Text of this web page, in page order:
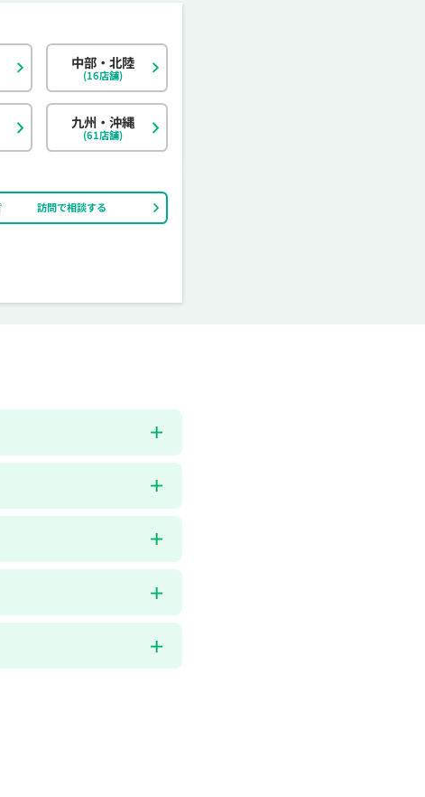
訪問で相談する
中部・北陸
(16店舗)
九州・沖縄
(61店舗)